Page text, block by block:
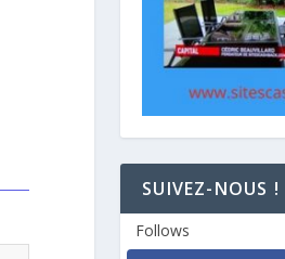
SUIVEZ-NOUS !
Follows